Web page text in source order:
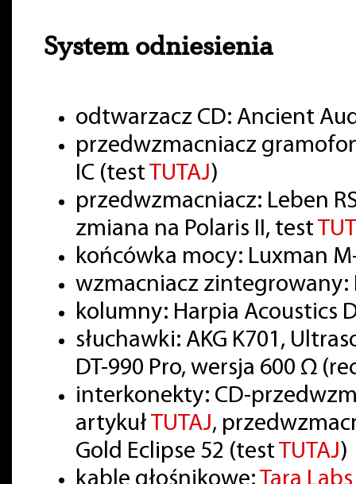
System odniesienia
odtwarzacz CD: Ancient
przedwzmacniacz
IC (test
TUTAJ)
przedwzmacniacz: Leben
zmiana na Polaris II, test
końcówka mocy: Luxman
wzmacniacz zintegrowany:
kolumny: Harpia Acoustics
słuchawki: AKG K701,
DT-990 Pro, wersja 600 Ω
interkonekty: CD-
artykuł
TUTAJ,
Gold Eclipse 52 (test
TUTAJ)
kable głośnikowe:
Tara